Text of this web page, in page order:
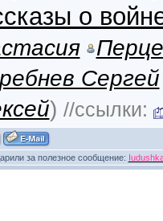
о
Сергей
) //ссылки:
за полезное сообщение: